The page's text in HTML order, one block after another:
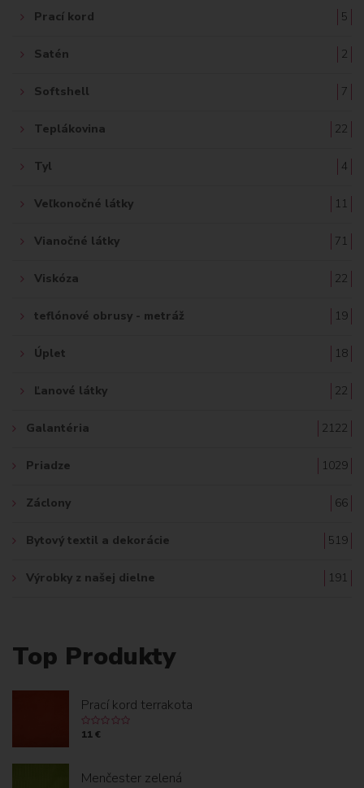
Prací kord 5
Satén 2
Softshell 7
Teplákovina 22
Tyl 4
Veľkonočné látky 11
Vianočné látky 71
Viskóza 22
teflónové obrusy - metráž 19
Úplet 18
Ľanové látky 22
Galantéria 2122
Priadze 1029
Záclony 66
Bytový textil a dekorácie 519
Výrobky z našej dielne 191
Top Produkty
Prací kord terrakota
11 €
Menčester zelená